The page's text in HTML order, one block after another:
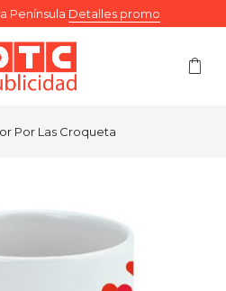
Península Detalles promo
Por Las Croqueta